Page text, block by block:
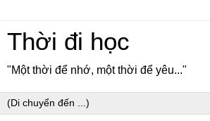
Thời đi học
"Một thời để nhớ, một thời để yêu..."